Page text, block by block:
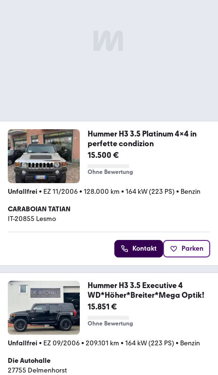
Hummer H3 3.5 Platinum 4x4 in
perfette condizion
15.500 €
Ohne Bewertung
Unfallfrei • EZ 11/2006• 128.000 km • 164 kW (223 PS) • Benzin
CARABOIAN TATIAN
IT-20855 Lesmo
Kontakt Parken
Hummer H3 3.5 Executive 4
WD*Höher*Breiter*Mega Optik!
15.851 €
Ohne Bewertung
Unfallfrei • EZ 09/2006• 209.101 km • 164 kW (223 PS) • Benzin
Die Autohalle
27755 Delmenhorst